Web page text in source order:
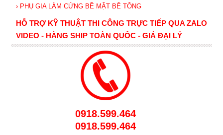
› PHỤ GIA LÀM CỨNG BỀ MẶT BÊ TÔNG
HỖ TRỢ KỸ THUẬT THI CÔNG TRỰC TIẾP QUA ZALO
VIDEO - HÀNG SHIP TOÀN QUỐC - GIÁ ĐẠI LÝ
0918.599.464
0918.599.464